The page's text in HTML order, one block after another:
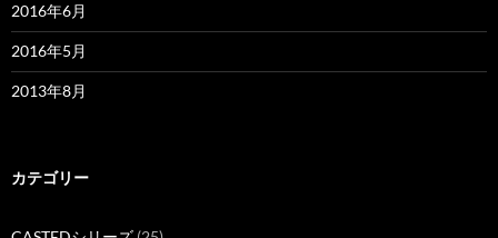
2016年6月
2016年5月
2013年8月
カテゴリー